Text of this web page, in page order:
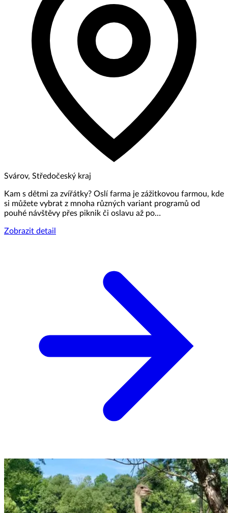
Svárov, Středočeský kraj
Kam s dětmi za zvířátky? Oslí farma je zážitkovou farmou, kde
si můžete vybrat z mnoha různých variant programů od
pouhé návštěvy přes piknik či oslavu až po…
Zobrazit detail